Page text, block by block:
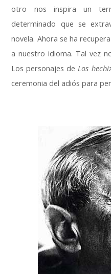
otro nos inspira un
determinado que se
novela. Ahora se ha
a nuestro idioma. Tal vez
Los personajes deLos
ceremonia del adiós para